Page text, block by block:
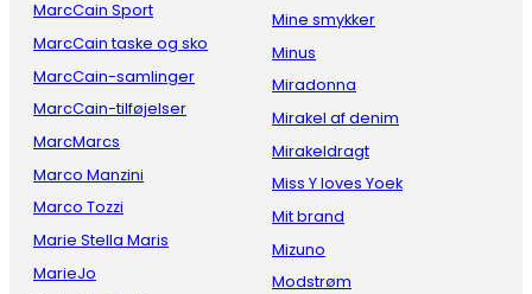
MarcCain Sport
MarcCain taske og sko
MarcCain-samlinger
MarcCain-tilføjelser
MarcMarcs
Marco Manzini
Marco Tozzi
Marie Stella Maris
MarieJo
Mine smykker
Minus
Miradonna
Mirakel af denim
Mirakeldragt
Miss Y loves Yoek
Mit brand
Mizuno
Modstrøm